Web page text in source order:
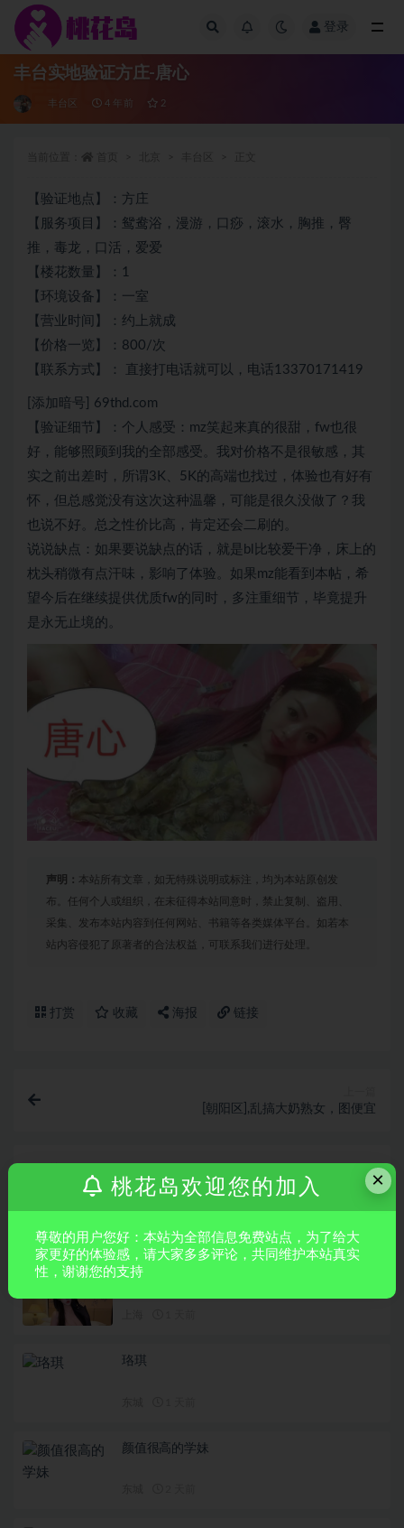
登录
丰台实地验证方庄-唐心
丰台区 4 年前 2
【验证地点】：方庄
【服务项目】：鸳鸯浴，漫游，口痧，滚水，胸推，臀
推，毒龙，口活，爱爱
【楼花数量】：1
【环境设备】：一室
【营业时间】：约上就成
【价格一览】：800/次
【联系方式】： 直接打电话就可以，电话13370171419
[添加暗号] 69thd.com
【验证细节】：个人感受：mz笑起来真的很甜，fw也很
好，能够照顾到我的全部感受。我对价格不是很敏感，其
实之前出差时，所谓3K、5K的高端也找过，体验也有好有
怀，但总感觉没有这次这种温馨，可能是很久没做了？我
也说不好。总之性价比高，肯定还会二刷的。
说说缺点：如果要说缺点的话，就是bl比较爱干净，床上的
枕头稍微有点汗味，影响了体验。如果mz能看到本帖，希
望今后在继续提供优质fw的同时，多注重细节，毕竟提升
是永无止境的。
声明： 本站所有文章，如无特殊说明或标注，均为本站原创发
布。任何个人或组织，在未征得本站同意时，禁止复制、盗用、
采集、发布本站内容到任何网站、书籍等各类媒体平台。如若本
站内容侵犯了原著者的合法权益，可联系我们进行处理。
打赏 收藏 海报 链接
[朝阳区],乱搞大奶熟女，图便宜
草房零零后，妹子就是嫩
官方认证推荐全国可约有公寓可外出 诚信经营
珞琪
颜值很⾼的学妹
×
桃花岛欢迎您的加入
尊敬的用户您好：本站为全部信息免费站点，为了给大
家更好的体验感，请大家多多评论，共同维护本站真实
性，谢谢您的支持